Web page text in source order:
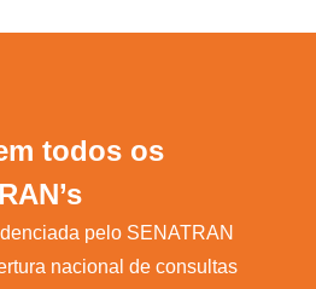
todos os
pelo SENATRAN
nacional de consultas